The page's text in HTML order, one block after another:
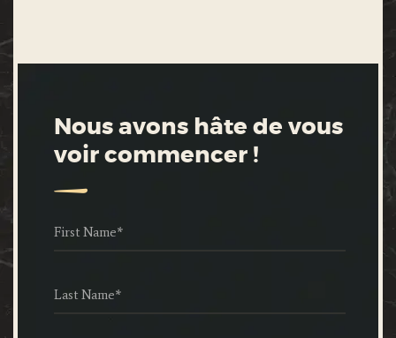
Nous avons hâte de vous
voir commencer !